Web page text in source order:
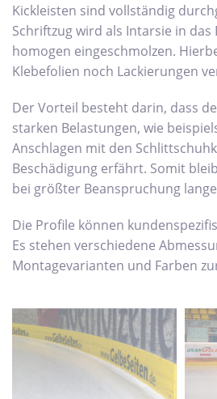
Kickleisten sind vollständig
Schriftzug wird als Intarsie in
homogen eingeschmolzen.
Klebefolien noch Lackierungen
Der Vorteil besteht darin, dass
starken Belastungen, wie
Anschlagen mit den
Beschädigung erfährt. Somit
bei größter Beanspruchung
Die Profile können
Es stehen verschiedene
Montagevarianten und Farben